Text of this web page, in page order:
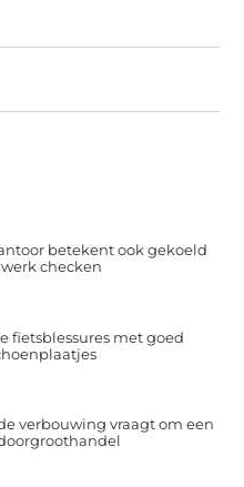
betekent ook gekoeld
checken
fietsblessures met goed
verbouwing vraagt om een